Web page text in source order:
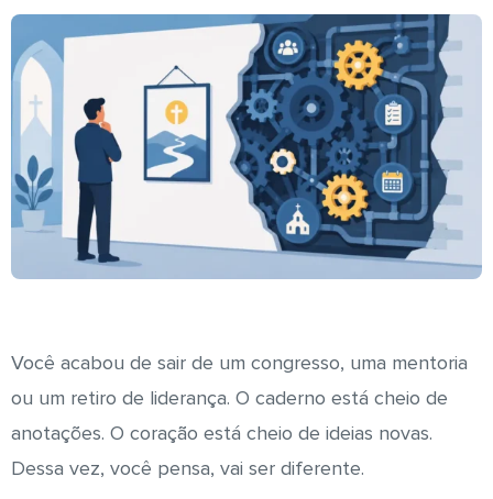
Você acabou de sair de um congresso, uma mentoria
ou um retiro de liderança. O caderno está cheio de
anotações. O coração está cheio de ideias novas.
Dessa vez, você pensa, vai ser diferente.